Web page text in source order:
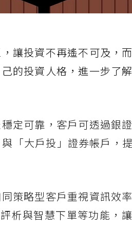
讓投資不再遙不可及，
的投資人格，進一步了
定可靠，客戶可透過銀
「大戶投」證券帳戶，
策略型客戶重視資訊效
析與智慧下單等功能，